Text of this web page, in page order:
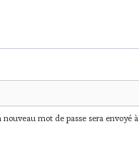
mot de passe sera envoyé à